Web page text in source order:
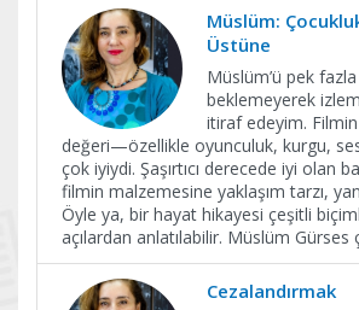
Müslüm:
Üstüne
Müslüm’ü pek
beklemeyerek
itiraf edeyim.
değeri—özellikle oyunculuk, kurgu,
çok iyiydi. Şaşırtıcı derecede iyi olan
filmin malzemesine yaklaşım tarzı,
Öyle ya, bir hayat hikayesi çeşitli
açılardan anlatılabilir. Müslüm Gürses
Cezalandırmak